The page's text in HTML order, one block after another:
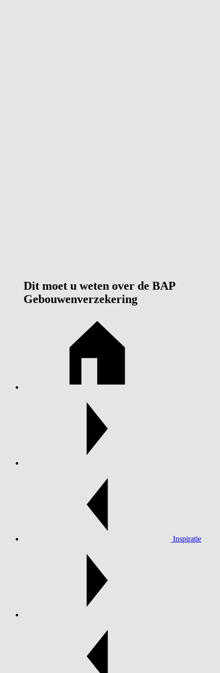
Dit moet u weten over de BAP
Gebouwen­verzekering
Inspiratie